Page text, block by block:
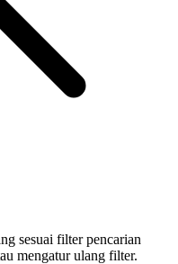
sesuai filter pencarian
mengatur ulang filter.